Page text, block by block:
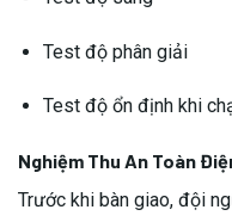
Test độ phân giải
Test độ ổn định khi
Nghiệm Thu An Toàn
Trước khi bàn giao, đội